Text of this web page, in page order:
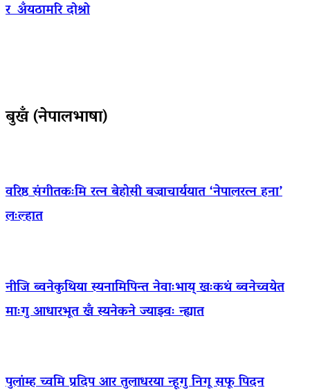
र अँयठामरि दोश्रो
बुखँ (नेपालभाषा)
वरिष्ठ संगीतकःमि रत्न बेहोसी बज्राचार्ययात ‘नेपालरत्न हना’
लःल्हात
नीजि ब्वनेकुथिया स्यनामिपिन्त नेवाःभाय् खःकथं ब्वनेच्वयेत
माःगु आधारभूत खँ स्यनेकने ज्याझ्वः न्ह्यात
पुलांम्ह च्वमि प्रदिप आर तुलाधरया न्हूगु निगू सफू पिदन